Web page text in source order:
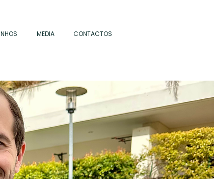
MEDIA CONTACTOS